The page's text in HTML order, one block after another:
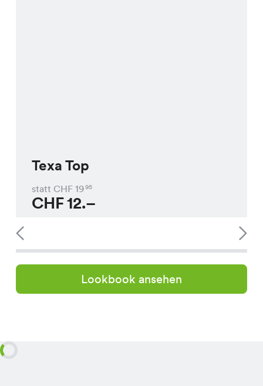
Texa Top
statt CHF 1995
CHF12.–
Lookbook ansehen